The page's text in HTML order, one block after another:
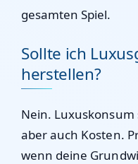
gesamten Spiel.
Sollte ich
herstellen?
Nein.
aber auch Kosten.
wenn deine